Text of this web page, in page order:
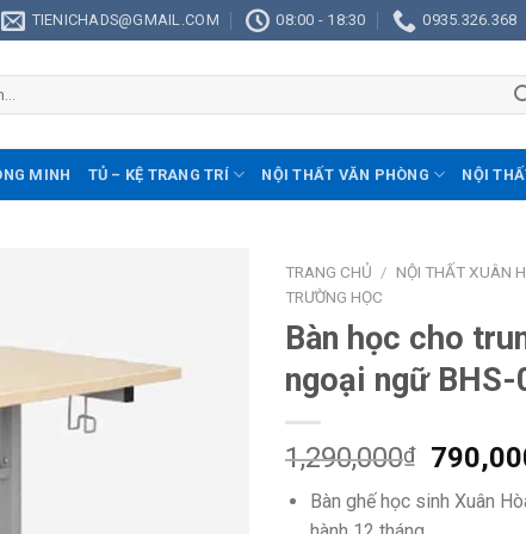
TIENICHADS@GMAIL.COM 08:00 - 18:30 0935.326.368
MINH TỦ – KỆ TRANG TRÍ NỘI THẤT VĂN PHÒNG NỘI
TRANG CHỦ / NỘI THẤT XUÂN
TRƯỜNG HỌC
Bàn học cho
ngoại ngữ BHS-
1,290,000₫
Bàn ghế học sinh Xuân